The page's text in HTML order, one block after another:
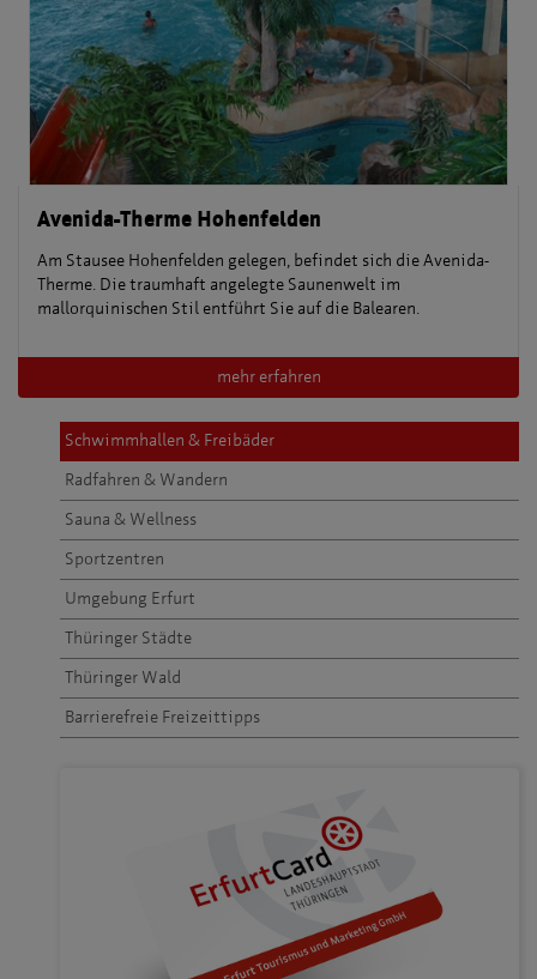
Avenida-Therme Hohenfelden
Am Stausee Hohenfelden gelegen, befindet sich die Avenida-
Therme. Die traumhaft angelegte Saunenwelt im
mallorquinischen Stil entführt Sie auf die Balearen.
mehr erfahren
Schwimmhallen & Freibäder
Radfahren & Wandern
Sauna & Wellness
Sportzentren
Umgebung Erfurt
Thüringer Städte
Thüringer Wald
Barrierefreie Freizeittipps